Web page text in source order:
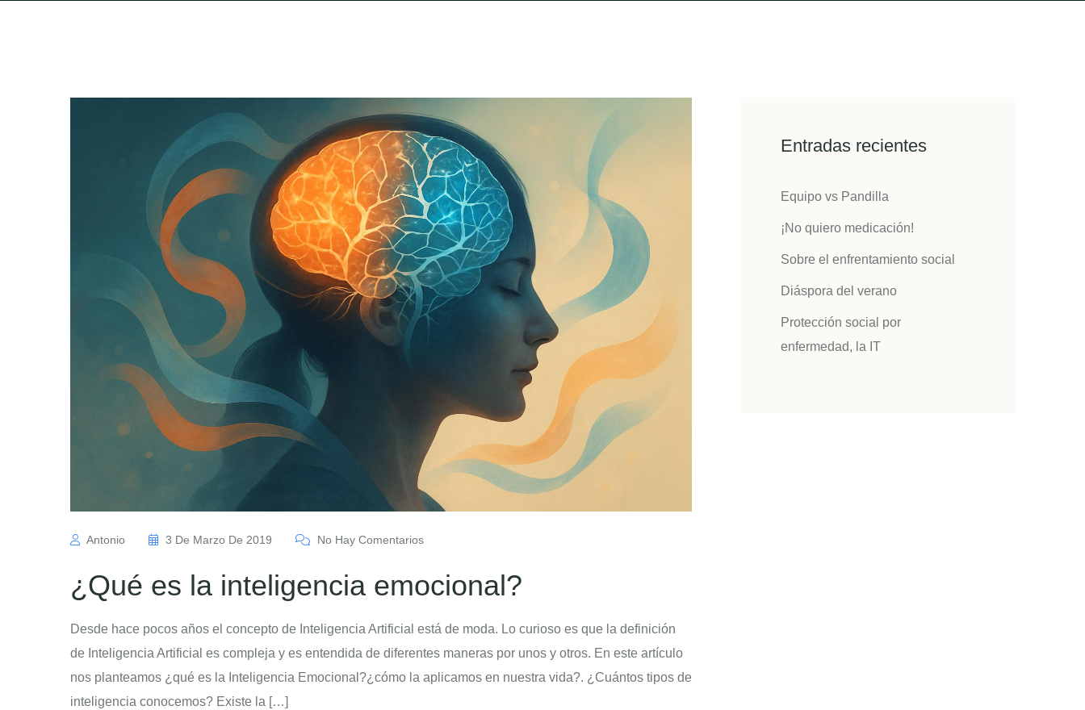
Antonio 3 De Marzo De 2019 No Hay Comentarios
¿Qué es la inteligencia emocional?
Desde hace pocos años el concepto de Inteligencia Artificial está de moda. Lo curioso es que la definición
de Inteligencia Artificial es compleja y es entendida de diferentes maneras por unos y otros. En este artículo
nos planteamos ¿qué es la Inteligencia Emocional?¿cómo la aplicamos en nuestra vida?. ¿Cuántos tipos de
inteligencia conocemos? Existe la […]
Entradas recientes
Equipo vs Pandilla
¡No quiero medicación!
Sobre el enfrentamiento social
Diáspora del verano
Protección social por
enfermedad, la IT